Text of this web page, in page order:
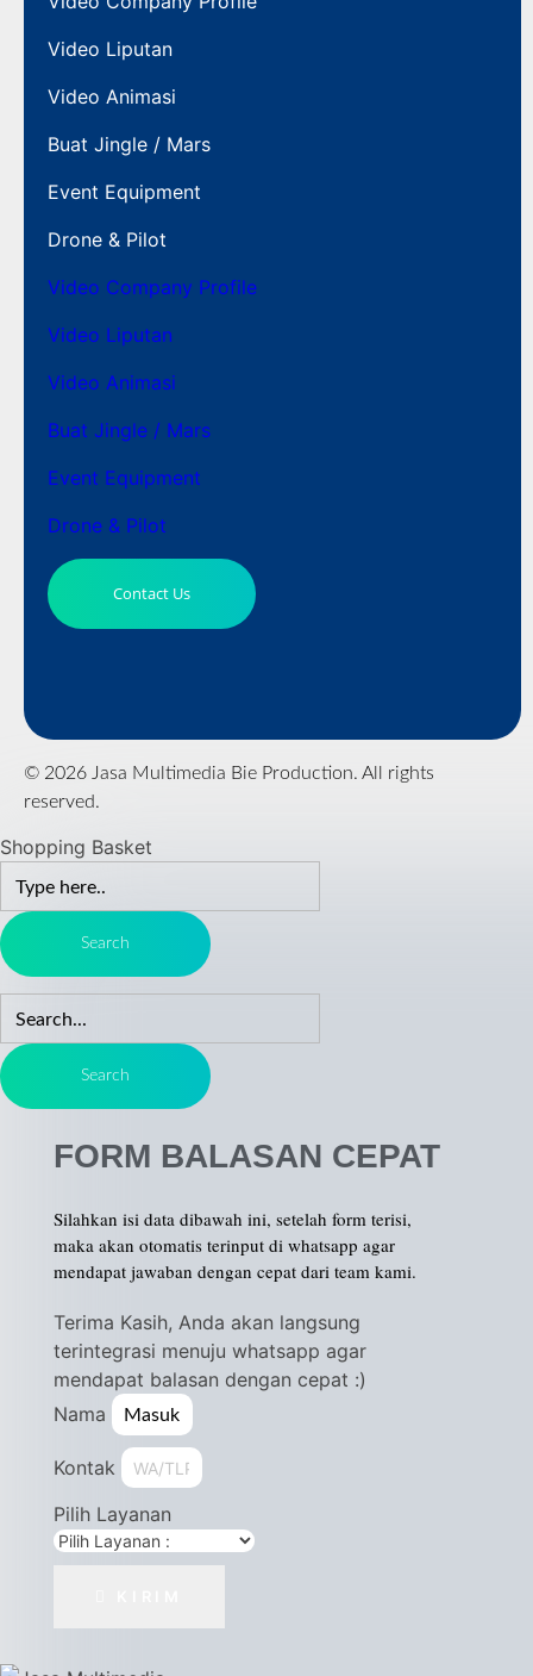
Video Liputan
Video Animasi
Buat Jingle / Mars
Event Equipment
Drone & Pilot
Video Company Profile
Video Liputan
Video Animasi
Buat Jingle / Mars
Event Equipment
Drone & Pilot
Contact Us
© 2026 Jasa Multimedia Bie Production. All rights
reserved.
Shopping Basket
FORM BALASAN CEPAT
Silahkan isi data dibawah ini, setelah form terisi,
maka akan otomatis terinput di whatsapp agar
mendapat jawaban dengan cepat dari team kami.
Terima Kasih, Anda akan langsung
terintegrasi menuju whatsapp agar
mendapat balasan dengan cepat :)
Nama
Kontak
Pilih Layanan